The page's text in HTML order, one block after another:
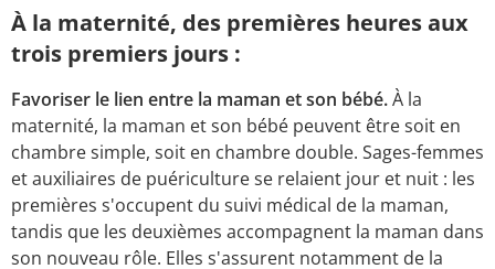
À la maternité, des premières heures aux
trois premiers jours :
Favoriser le lien entre la maman et son bébé.À la
maternité, la maman et son bébé peuvent être soit en
chambre simple, soit en chambre double. Sages-femmes
et auxiliaires de puériculture se relaient jour et nuit : les
premières s'occupent du suivi médical de la maman,
tandis que les deuxièmes accompagnent la maman dans
son nouveau rôle. Elles s'assurent notamment de la